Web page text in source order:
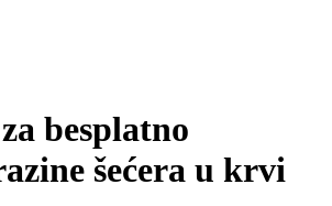
besplatno
šećera u krvi